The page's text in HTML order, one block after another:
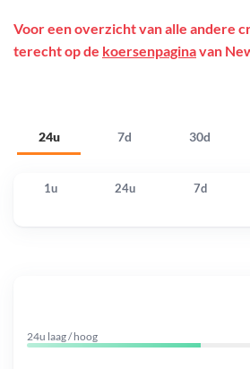
24u 7d 30d
Voor een overzicht van alle andere
terecht op de koersenpaginavan
1u 24u 7d
24u laag / hoog